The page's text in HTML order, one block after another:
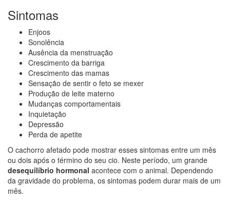
Sintomas
Enjoos
Sonolência
Ausência da menstruação
Crescimento da barriga
Crescimento das mamas
Sensação de sentir o feto se mexer
Produção de leite materno
Mudanças comportamentais
Inquietação
Depressão
Perda de apetite
O cachorro afetado pode mostrar esses sintomas entre um mês
ou dois após o término do seu cio. Neste período, um grande
desequilíbrio hormonal acontece com o animal. Dependendo
da gravidade do problema, os sintomas podem durar mais de um
mês.